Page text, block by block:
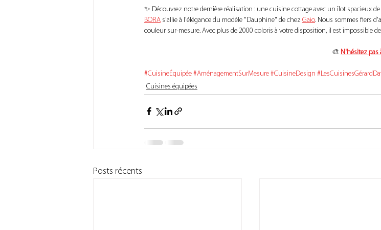
✨ Découvrez notre dernière réalisation : une cuisine cottage avec un îlot spacieux
BORA s'allie à l'élégance du modèle "Dauphine" de chez Gaio. Nous sommes fiers
couleur sur-mesure. Avec plus de 2000 coloris à votre disposition, il est impossible
🎨 N'hésitez pas
#CuisineÉquipée #AménagementSurMesure #CuisineDesign
Cuisines équipées
Posts récents